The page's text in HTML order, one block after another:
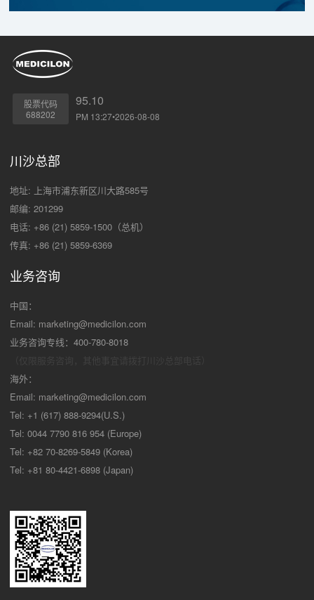
股票代码
688202
95.10
PM 13:27•2026-08-08
川沙总部
地址: 上海市浦东新区川大路585号
邮编: 201299
电话: +86 (21) 5859-1500（总机）
传真: +86 (21) 5859-6369
业务咨询
中国：
Email: marketing@medicilon.com
业务咨询专线：400-780-8018
海外：
Email: marketing@medicilon.com
Tel: +1 (617) 888-9294(U.S.)
Tel: 0044 7790 816 954 (Europe)
Tel: +82 70-8269-5849 (Korea)
Tel: +81 80-4421-6898 (Japan)